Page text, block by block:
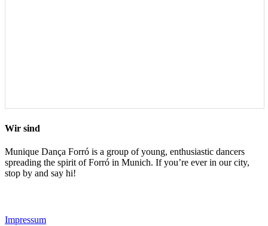
Wir sind
Munique Dança Forró is a group of young, enthusiastic dancers
spreading the spirit of Forró in Munich. If you’re ever in our city,
stop by and say hi!
Impressum